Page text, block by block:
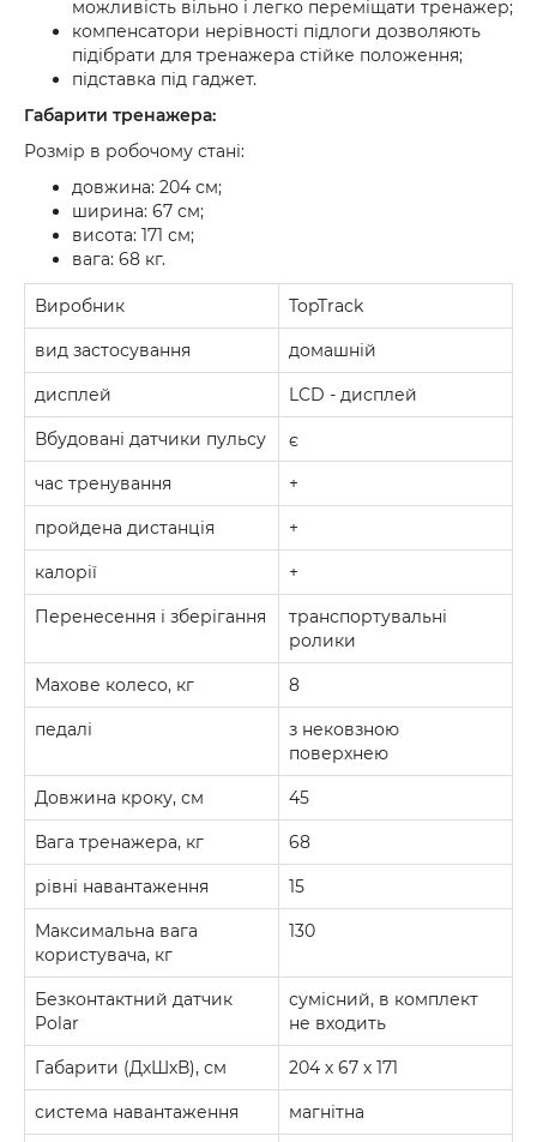
можливість вільно і легко переміщати тренажер;
компенсатори нерівності підлоги дозволяють
підібрати для тренажера стійке положення;
підставка під гаджет.
Габарити тренажера:
Розмір в робочому стані:
довжина: 204 см;
ширина: 67 см;
висота: 171 см;
вага: 68 кг.
Виробник TopTrack
вид застосування домашній
дисплей LCD - дисплей
Вбудовані датчики пульсу є
час тренування +
пройдена дистанція +
калорії +
Перенесення і зберігання
транспортувальні
ролики
Махове колесо, кг 8
педалі
з нековзною
поверхнею
Довжина кроку, см 45
Вага тренажера, кг 68
рівні навантаження 15
Максимальна вага
користувача, кг
130
Безконтактний датчик
Polar
сумісний, в комплект
не входить
Габарити (ДхШхВ), см 204 х 67 х 171
система навантаження магнітна